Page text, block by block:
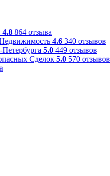
4.8 864 отзыва
4.6 340 отзывов
5.0 449 отзывов
Сделок 5.0 570 отзывов